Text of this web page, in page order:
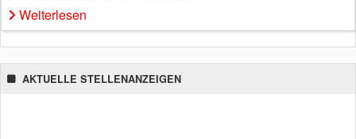
Weiterlesen
AKTUELLE STELLENANZEIGEN